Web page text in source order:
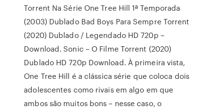
Torrent Na Série One Tree Hill 1ª Temporada
(2003) Dublado Bad Boys Para Sempre Torrent
(2020) Dublado / Legendado HD 720p –
Download. Sonic – O Filme Torrent (2020)
Dublado HD 720p Download. À primeira vista,
One Tree Hill é a clássica série que coloca dois
adolescentes como rivais em algo em que
ambos são muitos bons – nesse caso, o